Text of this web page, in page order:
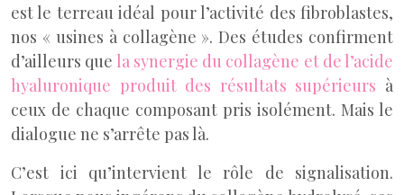
est le terreau idéal pour l’activité des fibroblastes,
nos « usines à collagène ». Des études confirment
d’ailleurs que la synergie du collagène et de l’acide
hyaluronique produit des résultats supérieurs à
ceux de chaque composant pris isolément. Mais le
dialogue ne s’arrête pas là.
C’est ici qu’intervient le rôle de signalisation.